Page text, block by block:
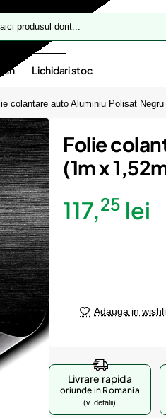
Lichidari stoc
colantare auto Aluminiu Polisat
Folie
(1m x
117,25 lei
Adauga in
Livrare rapida
oriunde in Romania
(v. detalii)